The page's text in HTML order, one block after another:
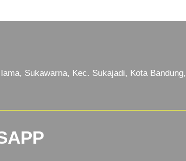
Sukawarna, Kec. Sukajadi, Kota Bandung,